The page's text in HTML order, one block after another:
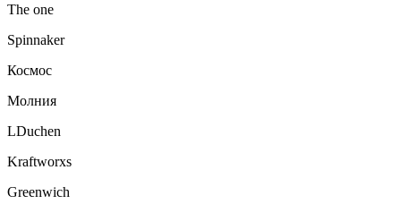
The one
Spinnaker
Космос
Молния
LDuchen
Kraftworxs
Greenwich